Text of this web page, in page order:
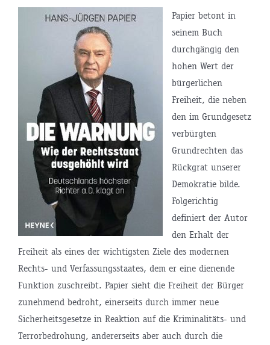
Papier betont in
seinem Buch
durchgängig den
hohen Wert der
bürgerlichen
Freiheit, die neben
den im Grundgesetz
verbürgten
Grundrechten das
Rückgrat unserer
Demokratie bilde.
Folgerichtig
definiert der Autor
den Erhalt der
Freiheit als eines der wichtigsten Ziele des modernen
Rechts- und Verfassungsstaates, dem er eine dienende
Funktion zuschreibt. Papier sieht die Freiheit der Bürger
zunehmend bedroht, einerseits durch immer neue
Sicherheitsgesetze in Reaktion auf die Kriminalitäts- und
Terrorbedrohung, andererseits aber auch durch die